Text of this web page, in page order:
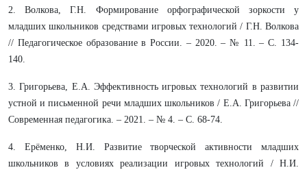
2. Волкова, Г.Н. Формирование орфографической зоркости у
младших школьников средствами игровых технологий / Г.Н. Волкова
// Педагогическое образование в России. – 2020. – № 11. – С. 134-
140.
3. Григорьева, Е.А. Эффективность игровых технологий в развитии
устной и письменной речи младших школьников / Е.А. Григорьева //
Современная педагогика. – 2021. – № 4. – С. 68-74.
4. Ерёменко, Н.И. Развитие творческой активности младших
школьников в условиях реализации игровых технологий / Н.И.